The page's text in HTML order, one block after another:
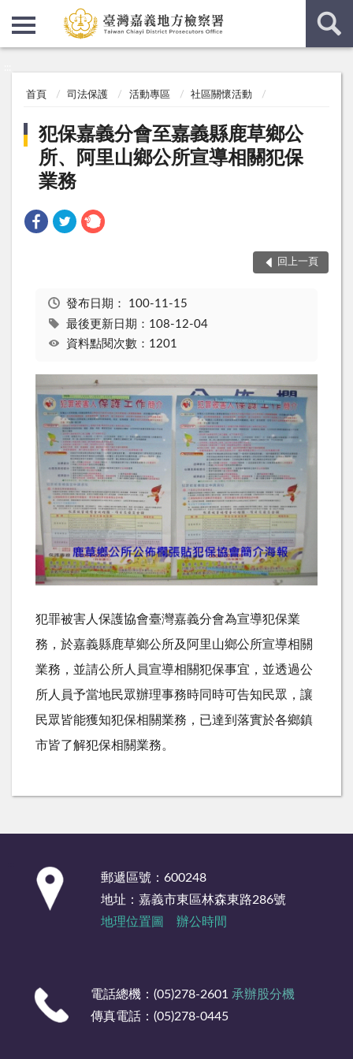
首頁 司法保護 活動專區 社區關懷活動
犯保嘉義分會至嘉義縣鹿草鄉公
所、阿里山鄉公所宣導相關犯保
業務
回上一頁
發布日期： 100-11-15
最後更新日期：108-12-04
資料點閱次數：1201
犯罪被害人保護協會臺灣嘉義分會為宣導犯保業
務，於嘉義縣鹿草鄉公所及阿里山鄉公所宣導相關
業務，並請公所人員宣導相關犯保事宜，並透過公
所人員予當地民眾辦理事務時同時可告知民眾，讓
民眾皆能獲知犯保相關業務，已達到落實於各鄉鎮
市皆了解犯保相關業務。
郵遞區號：600248
地址：嘉義市東區林森東路286號
地理位置圖
辦公時間
電話總機：(05)278-2601 承辦股分機
傳真電話：(05)278-0445